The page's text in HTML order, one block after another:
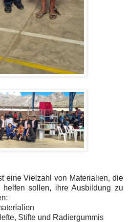
eine Vielzahl von Materialien, die
sollen, ihre Ausbildung zu
Stifte und Radiergummis